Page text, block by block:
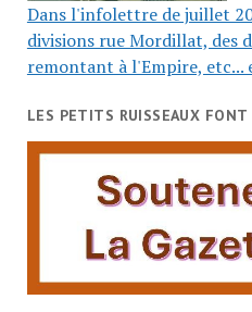
Dans l'infolettre de juillet
divisions rue Mordillat, des
remontant à l'Empire, etc...
LES PETITS RUISSEAUX FONT